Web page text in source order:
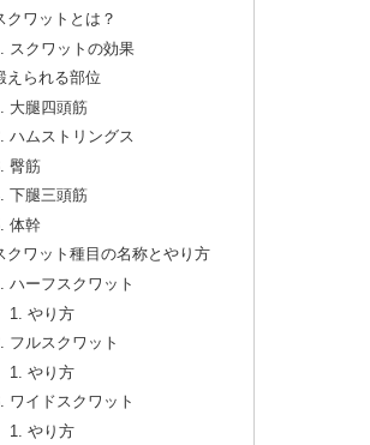
クワットとは？
スクワットの効果
えられる部位
大腿四頭筋
ハムストリングス
臀筋
下腿三頭筋
体幹
クワット種目の名称とやり方
ハーフスクワット
やり方
フルスクワット
やり方
ワイドスクワット
やり方